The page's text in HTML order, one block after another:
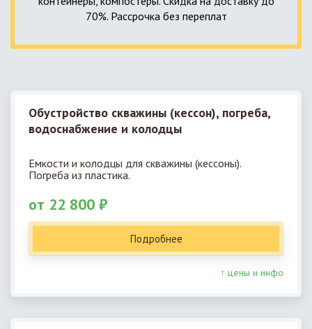
70%. Рассрочка без переплат
Обустройство скважины (кессон), погреба,
водоснабжение и колодцы
Емкости и колодцы для скважины (кессоны).
Погреба из пластика.
от 22 800 ₽
Подробнее
↑ цены и инфо